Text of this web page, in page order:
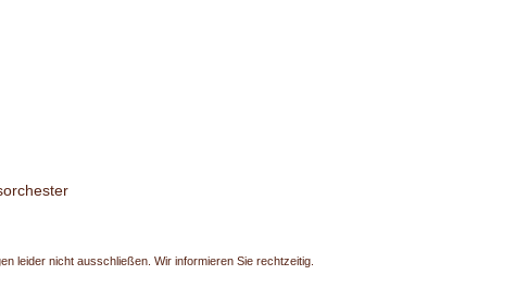
leider nicht ausschließen. Wir informieren Sie rechtzeitig.